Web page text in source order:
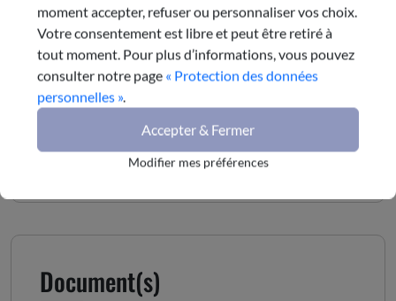
Le rapport complet
Visionner le rapport
Télécharger le rapport
Document(s)
moment accepter, refuser ou personnaliser vos choix.
Votre consentement est libre et peut être retiré à
tout moment. Pour plus d’informations, vous pouvez
consulter notre page « Protection des données
personnelles ».
Accepter & Fermer
Modifier mes préférences